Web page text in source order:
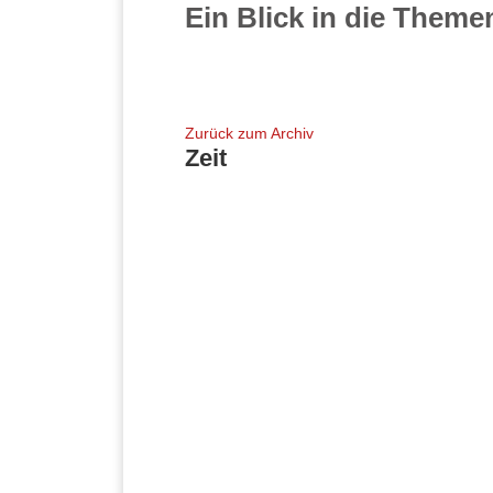
Ein Blick in die
Zurück zum Archiv
Zeit